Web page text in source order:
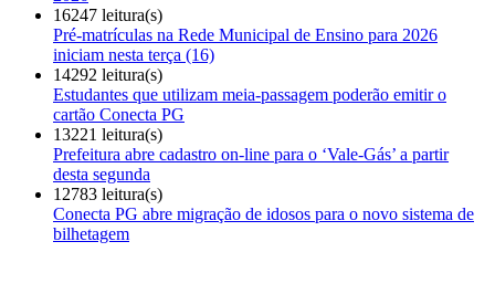
16247 leitura(s)
Pré-matrículas na Rede Municipal de Ensino para 2026
iniciam nesta terça (16)
14292 leitura(s)
Estudantes que utilizam meia-passagem poderão emitir o
cartão Conecta PG
13221 leitura(s)
Prefeitura abre cadastro on-line para o ‘Vale-Gás’ a partir
desta segunda
12783 leitura(s)
Conecta PG abre migração de idosos para o novo sistema de
bilhetagem